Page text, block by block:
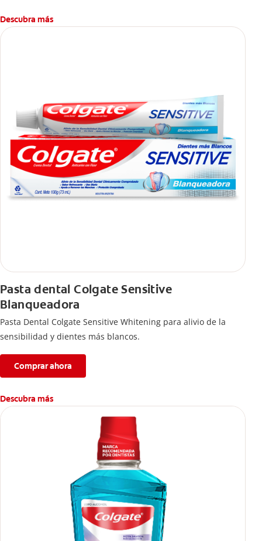
Descubra más
Pasta dental Colgate Sensitive
Blanqueadora
Pasta Dental Colgate Sensitive Whitening para alivio de la
sensibilidad y dientes más blancos.
Comprar ahora
Descubra más